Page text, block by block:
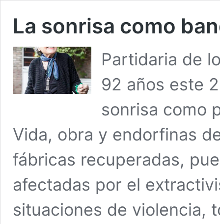
La sonrisa como
Partidaria de
92 años este
sonrisa como
Vida, obra y endorfinas
fábricas recuperadas,
afectadas por el
situaciones de violencia,